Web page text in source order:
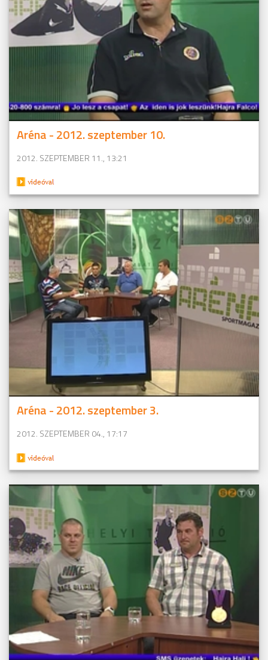
Aréna - 2012. szeptember 10.
2012. SZEPTEMBER 11., 13:21
Aréna - 2012. szeptember 3.
2012. SZEPTEMBER 04., 17:17